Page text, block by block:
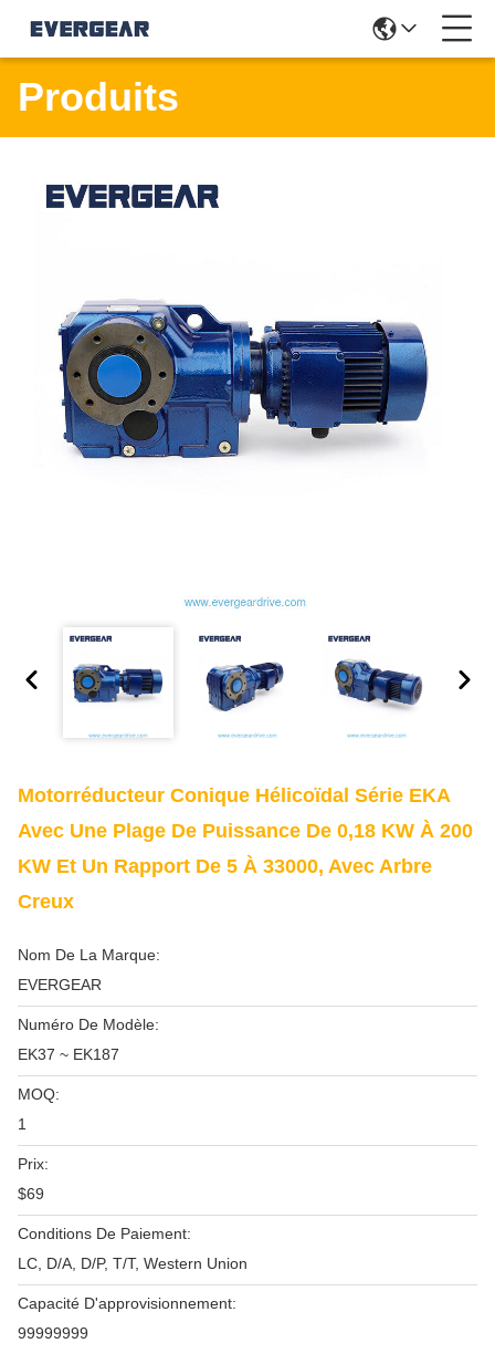
Produits
Motorréducteur Conique Hélicoïdal Série EKA
Avec Une Plage De Puissance De 0,18 KW À 200
KW Et Un Rapport De 5 À 33000, Avec Arbre
Creux
Nom De La Marque:
EVERGEAR
Numéro De Modèle:
EK37 ~ EK187
MOQ:
1
Prix:
$69
Conditions De Paiement:
LC, D/A, D/P, T/T, Western Union
Capacité D'approvisionnement:
99999999